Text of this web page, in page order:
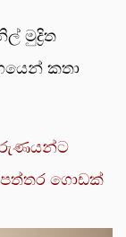
මුද්‍රිත
කතා
ගොඩක්